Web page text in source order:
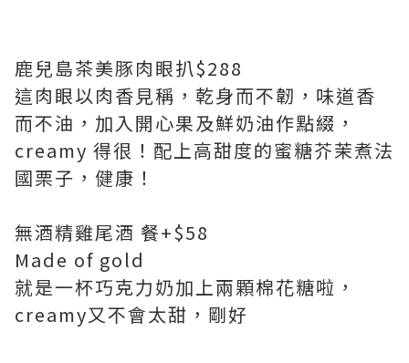
鹿兒島茶美豚肉眼扒$288
這肉眼以肉香見稱，乾身而不韌，味道香
而不油，加入開心果及鮮奶油作點綴，
creamy 得很！配上高甜度的蜜糖芥茉煮法
國栗子，健康！
無酒精雞尾酒 餐+$58
Made of gold
就是一杯巧克力奶加上兩顆棉花糖啦，
creamy又不會太甜，剛好